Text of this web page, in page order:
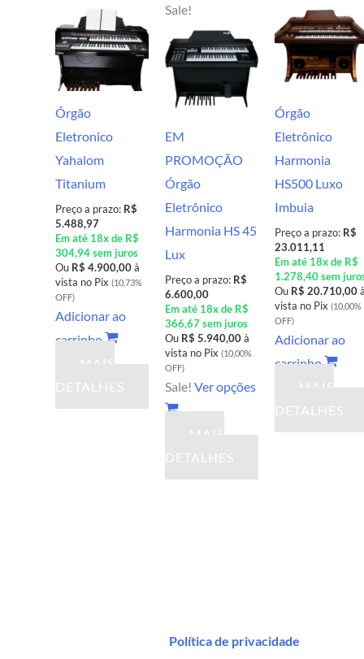
Órgão
Eletronico
Yahalom
Titanium
Preço a prazo: R$
5.488,97
Em até 18x de R$
304,94 sem juros
Ou R$ 4.900,00à
vista no Pix (10,73%
OFF)
Adicionar ao
carrinho
MAIS
DETALHES
Sale!
EM
PROMOÇÃO
Órgão
Eletrônico
Harmonia HS 45
Lux
Preço a prazo: R$
6.600,00
Em até 18x de R$
366,67 sem juros
Ou R$ 5.940,00à
vista no Pix (10,00%
OFF)
Sale! Ver opções
MAIS
DETALHES
produto
ser
Órgão
Eletrônico
Harmonia
HS500 Luxo
Imbuia
Preço a prazo: R$
23.011,11
Em até 18x de R$
1.278,40 sem
Ou R$ 20.710,00
vista no Pix (10,00%
OFF)
Adicionar ao
carrinho
MAIS
DETALHES
Política de privacidade